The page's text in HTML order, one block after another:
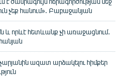
չեք հանում»․ Բաբաջանյան
և որևէ հետևանք չի առաջացնում․
ազատ արձակելու հիմքեր